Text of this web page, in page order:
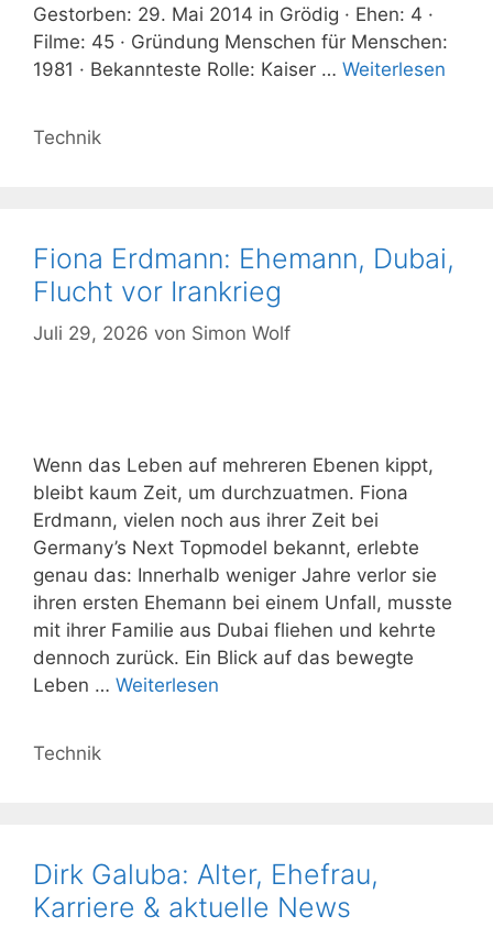
Gestorben: 29. Mai 2014 in Grödig · Ehen: 4 ·
Filme: 45 · Gründung Menschen für Menschen:
1981 · Bekannteste Rolle: Kaiser … Weiterlesen
Kategorien
Technik
Fiona Erdmann: Ehemann, Dubai,
Flucht vor Irankrieg
Juli 29, 2026 von Simon Wolf
Wenn das Leben auf mehreren Ebenen kippt,
bleibt kaum Zeit, um durchzuatmen. Fiona
Erdmann, vielen noch aus ihrer Zeit bei
Germany’s Next Topmodel bekannt, erlebte
genau das: Innerhalb weniger Jahre verlor sie
ihren ersten Ehemann bei einem Unfall, musste
mit ihrer Familie aus Dubai fliehen und kehrte
dennoch zurück. Ein Blick auf das bewegte
Leben … Weiterlesen
Kategorien
Technik
Dirk Galuba: Alter, Ehefrau,
Karriere & aktuelle News